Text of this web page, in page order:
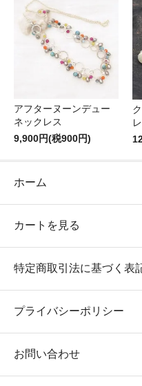
アフターヌーンデュー
ネックレス
9,900円(税900円)
ホーム
カートを見る
特定商取引法に基づく表
プライバシーポリシー
お問い合わせ